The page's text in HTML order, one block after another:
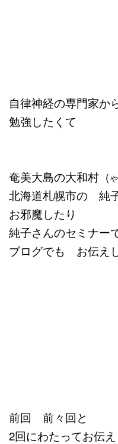
自律神経の専門家か
勉強したくて
奄美大島の大和村（
北海道札幌市の 純
お邪魔したり
純子さんのセミナー
ブログでも お伝え
前回 前々回と
2回にわたってお伝